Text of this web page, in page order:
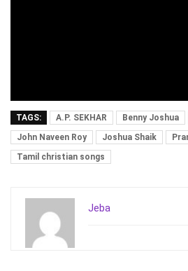
TAGS: A.P. SEKHAR Benny Joshua
John Naveen Roy
Joshua Shaik
Tamil christian songs
Jeba